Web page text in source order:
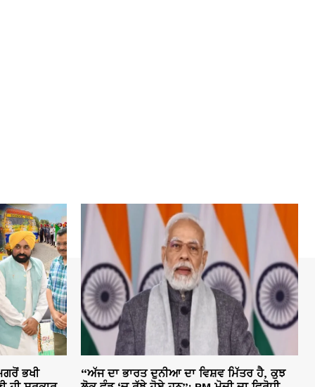
ਭਖੀ
“ਅੱਜ ਦਾ ਭਾਰਤ ਦੁਨੀਆ ਦਾ ਵਿਸ਼ਵ ਮਿੱਤਰ ਹੈ, ਕੁਝ